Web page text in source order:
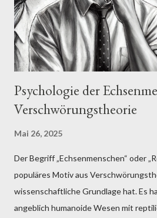
Psychologie der
Verschwörungstheorie
Mai 26, 2025
Der Begriff „Echsenmenschen“ oder
populäres Motiv aus
wissenschaftliche Grundlage hat. Es
angeblich humanoide Wesen mit